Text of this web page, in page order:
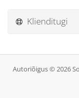
Klienditugi
Autoriõigus © 2026